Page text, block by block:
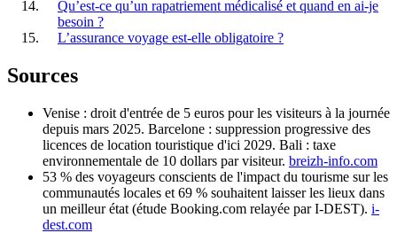
Qu’est-ce qu’un rapatriement médicalisé et quand en ai-je
besoin ?
L’assurance voyage est-elle obligatoire ?
Sources
Venise : droit d'entrée de 5 euros pour les visiteurs à la journée
depuis mars 2025. Barcelone : suppression progressive des
licences de location touristique d'ici 2029. Bali : taxe
environnementale de 10 dollars par visiteur. breizh-info.com
53 % des voyageurs conscients de l'impact du tourisme sur les
communautés locales et 69 % souhaitent laisser les lieux dans
un meilleur état (étude Booking.com relayée par I-DEST). i-
dest.com